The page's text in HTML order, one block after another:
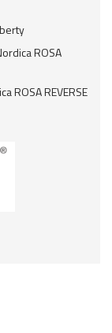
ROSA
ROSA REVERSE